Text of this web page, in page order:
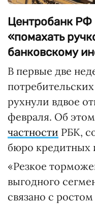
Центробанк РФ
«помахать
банковскому
В первые две
рухнули вдвое
февраля. Об
частности РБК,
бюро кредитных
«Резкое
выгодного
связано с